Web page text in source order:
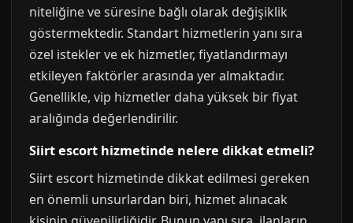
niteliğine ve süresine bağlı olarak değişiklik
göstermektedir. Standart hizmetlerin yanı sıra
özel istekler ve ek hizmetler, fiyatlandırmayı
etkileyen faktörler arasında yer almaktadır.
Genellikle, vip hizmetler daha yüksek bir fiyat
aralığında değerlendirilir.
Siirt escort hizmetinde nelere dikkat etmeli?
Siirt escort hizmetinde dikkat edilmesi gereken
en önemli unsurlardan biri, hizmet alınacak